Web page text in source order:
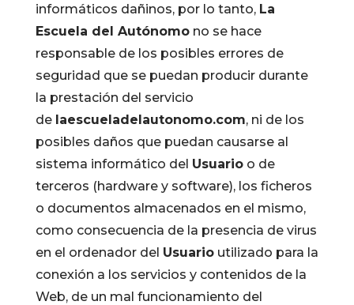
informáticos dañinos, por lo tanto, La
Escuela del Autónomono se hace
responsable de los posibles errores de
seguridad que se puedan producir durante
la prestación del servicio
de laescueladelautonomo.com, ni de los
posibles daños que puedan causarse al
sistema informático del Usuarioo de
terceros (hardware y software), los ficheros
o documentos almacenados en el mismo,
como consecuencia de la presencia de virus
en el ordenador del Usuarioutilizado para la
conexión a los servicios y contenidos de la
Web, de un mal funcionamiento del